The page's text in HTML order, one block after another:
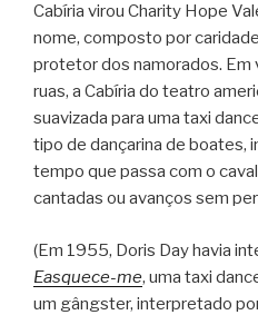
Cabíria virou Charity Hope
nome, composto por
protetor dos namorados.
ruas, a Cabíria do teatro
suavizada para uma taxi
tipo de dançarina de boates,
tempo que passa com o
cantadas ou avanços sem
(Em 1955, Doris Day havia
Easquece-me, uma taxi
um gângster, interpretado